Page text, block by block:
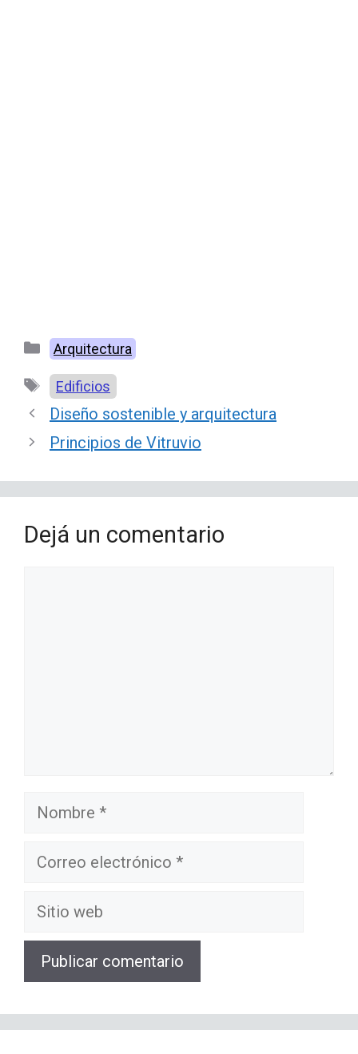
Categorías
Arquitectura
Etiquetas
Edificios
Diseño sostenible y arquitectura
Principios de Vitruvio
Dejá un comentario
Nombre
Correo
Sitio